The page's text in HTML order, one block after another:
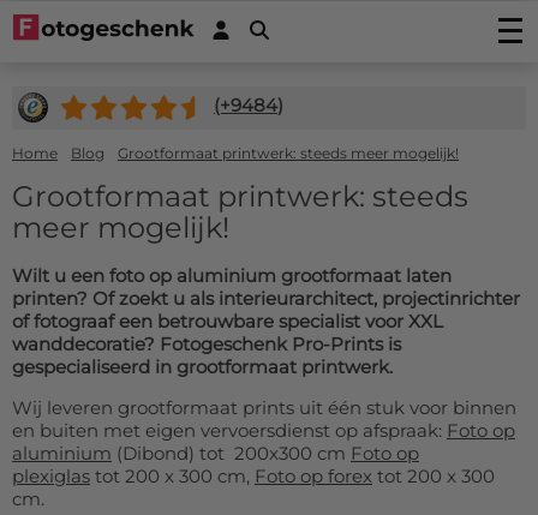
Foto afdrukken
Fineart print
Fotoboeken
Wanddecoratie
Foto op plexiglas
Foto op forex
Foto op canvas
Foto in plexibond
Verlijmde foto's (Gallery Prints)
Foto verlijmd op aluminium
Foto verlijmd op dibond
Foto verlijmd achter plexiglas
Stretch canvas
Fotobehang op rol 50cm
Fotobehang uit één stuk
Hexagon, cirkel, ovaal of hart
Foto op hout
Foto op multiplex
Foto op vurenhout
Foto op steigerhout
Foto op houtblok
Foto op ayoushout noestvrij
Hardboard posters (nieuw!)
Tuindecoratie
Tuinposter
Fotocadeaus
Foto Acrylblok
Fotopuzzel
Fotomemory
Placemats
Inductie beschermer
Keukenspatscherm
Dartmat
Stickers
Fotosticker
Autostickers-camperstickers
Deurstickers
Magneetstickers
Raamstickers
Actiedeals
Foto Memory
Kinderpuzzel
Foto op koektrommel
Foto sleutelhanger
Fotopuzzel 1000
Muurcirkels
Service/Contact
Contact
Offertes
Accessoires
FAQ
Fotogeschenk PRO
(+9484)
Home Blog Grootformaat printwerk: steeds meer mogelijk!
Grootformaat printwerk: steeds
meer mogelijk!
Wilt u een foto op aluminium grootformaat laten
printen? Of zoekt u als interieurarchitect, projectinrichter
of fotograaf een betrouwbare specialist voor XXL
wanddecoratie? Fotogeschenk Pro-Prints is
gespecialiseerd in grootformaat printwerk.
Wij leveren grootformaat prints uit één stuk voor binnen
en buiten met eigen vervoersdienst op afspraak: Foto op
aluminium (Dibond) tot 200x300 cm Foto op
plexiglas tot 200 x 300 cm, Foto op forex tot 200 x 300
cm.